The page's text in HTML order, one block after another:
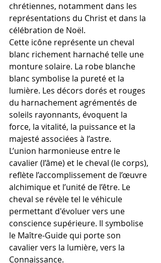
chrétiennes, notamment dans les
représentations du Christ et dans la
célébration de Noël.
Cette icône représente un cheval
blanc richement harnaché telle une
monture solaire. La robe blanche
blanc symbolise la pureté et la
lumière. Les décors dorés et rouges
du harnachement agrémentés de
soleils rayonnants, évoquent la
force, la vitalité, la puissance et la
majesté associées à l’astre.
L’union harmonieuse entre le
cavalier (l’âme) et le cheval (le corps),
reflète l’accomplissement de l’œuvre
alchimique et l’unité de l’être. Le
cheval se révèle tel le véhicule
permettant d'évoluer vers une
conscience supérieure. Il symbolise
le Maître-Guide qui porte son
cavalier vers la lumière, vers la
Connaissance.